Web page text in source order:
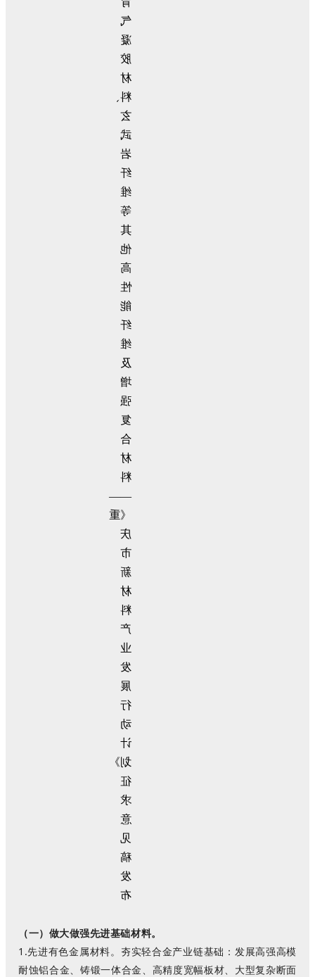
（一）做大做强先进基础材料。
1.先进有色金属材料。夯实轻合金产业链基础：发展高强高模
耐蚀铝合金、铸锻一体合金、高精度宽幅板材、大型复杂断面